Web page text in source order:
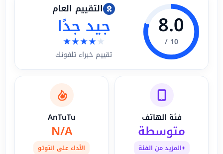
8.0
10 /
التقييم العام
جيد جدًا
★★★★★
تقييم خبراء تلفونك
فئة الهاتف
متوسطة
+المزيد من الفئة
AnTuTu
N/A
الأداء على انتوتو